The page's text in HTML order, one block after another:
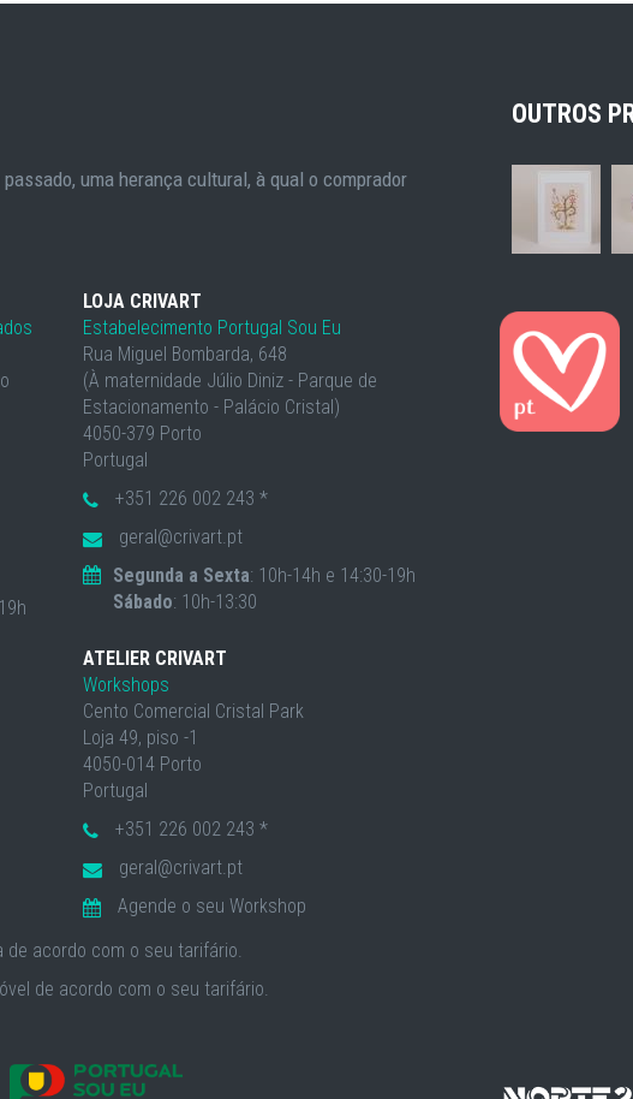
uma herança cultural, à qual o comprador
LOJA CRIVART
Estabelecimento Portugal Sou Eu
Rua Miguel Bombarda, 648
(À maternidade Júlio Diniz - Parque de
Estacionamento - Palácio Cristal)
4050-379 Porto
Portugal
+351 226 002 243 *
geral@crivart.pt
Segunda a Sexta: 10h-14h e 14:30-19h
Sábado: 10h-13:30
ATELIER CRIVART
Workshops
Cento Comercial Cristal Park
Loja 49, piso -1
4050-014 Porto
Portugal
+351 226 002 243 *
geral@crivart.pt
Agende o seu Workshop
OUTROS
acordo com o seu tarifário.
de acordo com o seu tarifário.